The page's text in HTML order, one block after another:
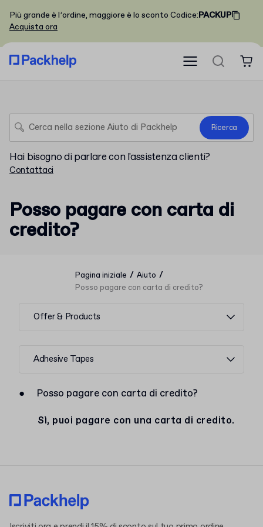
Più grande è l’ordine, maggiore è lo sconto Codice:PACKUP
Acquista ora
Ricerca
Hai bisogno di parlare con l'assistenza clienti?
Contattaci
Posso pagare con carta di
credito?
Pagina iniziale / Aiuto /
Posso pagare con carta di credito?
Offer & Products
Adhesive Tapes
●
Posso pagare con carta di credito?
Sì, puoi pagare con una carta di credito.